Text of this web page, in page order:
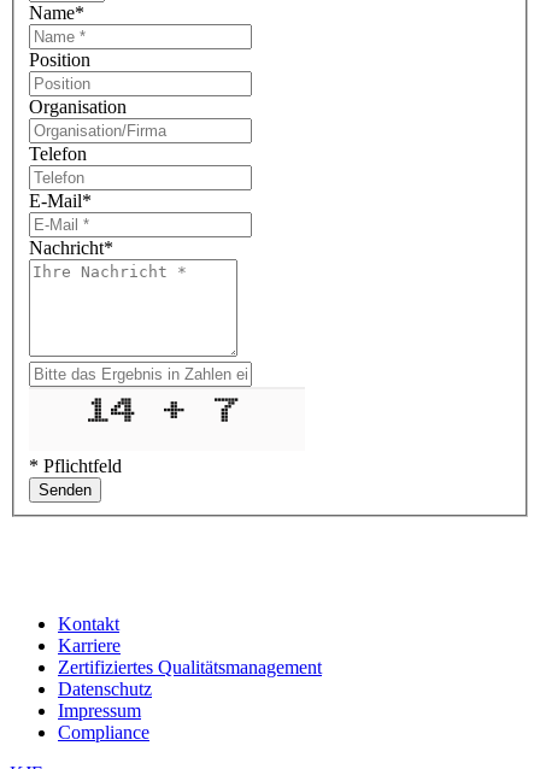
Name*
Position
Organisation
Telefon
E-Mail*
Nachricht*
* Pflichtfeld
Senden
Kontakt
Karriere
Zertifiziertes Qualitätsmanagement
Datenschutz
Impressum
Compliance